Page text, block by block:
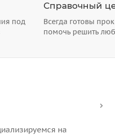
под
Справочный
Всегда готовы
помочь решить
на